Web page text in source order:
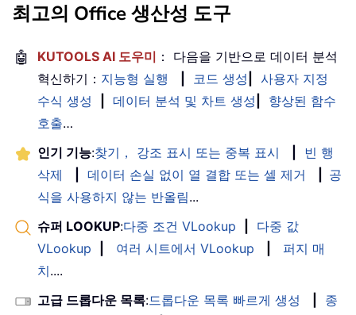
최고의 Office 생산성 도구
🤖 KUTOOLS AI 도우미 ： 다음을 기반으로 데이터 분석
혁신하기： 지능형 실행 코드 생성
사용자 지정
수식 생성
데이터 분석 및 차트 생성
향상된 함수
호출…
인기 기능:찾기， 강조 표시 또는 중복 표시
빈 행
삭제
데이터 손실 없이 열 결합 또는 셀 제거
공
식을 사용하지 않는 반올림...
슈퍼 LOOKUP:다중 조건 VLookup
다중 값
VLookup
여러 시트에서 VLookup
퍼지 매
치....
고급 드롭다운 목록:드롭다운 목록 빠르게 생성
종